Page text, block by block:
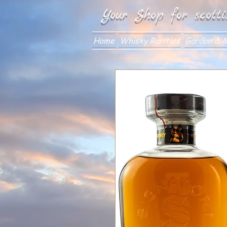
Your Shop for
Home Whisky Rarities Gordon &